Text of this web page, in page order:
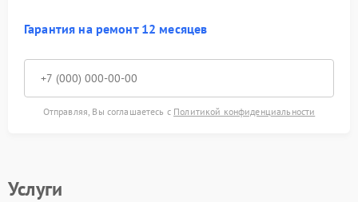
Гарантия на ремонт 12 месяцев
Отправляя, Вы соглашаетесь с Политикой конфиденциальности
Услуги